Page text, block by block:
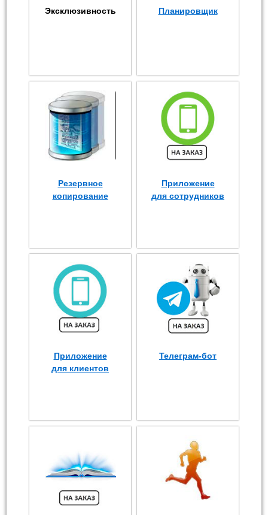
Эксклюзивность Планировщик
Резервное
копирование
Приложение
для сотрудников
Приложение
для клиентов
Телеграм-бот